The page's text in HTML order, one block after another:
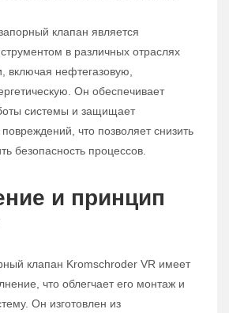
клапан является
в различных отраслях
включая нефтегазовую,
Он обеспечивает
системы и защищает
что позволяет снизить
безопасность процессов.
и принцип
клапан Kromschroder VR имеет
что облегчает его монтаж и
Он изготовлен из